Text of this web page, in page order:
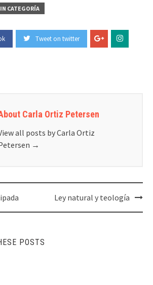
CATEGORÍA
Tweet on twitter
Carla Ortiz Petersen
all posts by Carla Ortiz
→
Ley natural y teología
POSTS